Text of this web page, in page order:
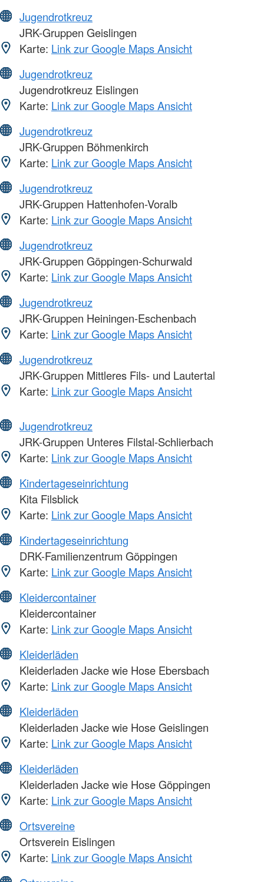
Jugendrotkreuz
JRK-Gruppen Geislingen
Karte: Link zur Google Maps Ansicht
Jugendrotkreuz
Jugendrotkreuz Eislingen
Karte: Link zur Google Maps Ansicht
Jugendrotkreuz
JRK-Gruppen Böhmenkirch
Karte: Link zur Google Maps Ansicht
Jugendrotkreuz
JRK-Gruppen Hattenhofen-Voralb
Karte: Link zur Google Maps Ansicht
Jugendrotkreuz
JRK-Gruppen Göppingen-Schurwald
Karte: Link zur Google Maps Ansicht
Jugendrotkreuz
JRK-Gruppen Heiningen-Eschenbach
Karte: Link zur Google Maps Ansicht
Jugendrotkreuz
JRK-Gruppen Mittleres Fils- und Lautertal
Karte: Link zur Google Maps Ansicht
Jugendrotkreuz
JRK-Gruppen Unteres Filstal-Schlierbach
Karte: Link zur Google Maps Ansicht
Kindertageseinrichtung
Kita Filsblick
Karte: Link zur Google Maps Ansicht
Kindertageseinrichtung
DRK-Familienzentrum Göppingen
Karte: Link zur Google Maps Ansicht
Kleidercontainer
Kleidercontainer
Karte: Link zur Google Maps Ansicht
Kleiderläden
Kleiderladen Jacke wie Hose Ebersbach
Karte: Link zur Google Maps Ansicht
Kleiderläden
Kleiderladen Jacke wie Hose Geislingen
Karte: Link zur Google Maps Ansicht
Kleiderläden
Kleiderladen Jacke wie Hose Göppingen
Karte: Link zur Google Maps Ansicht
Ortsvereine
Ortsverein Eislingen
Karte: Link zur Google Maps Ansicht